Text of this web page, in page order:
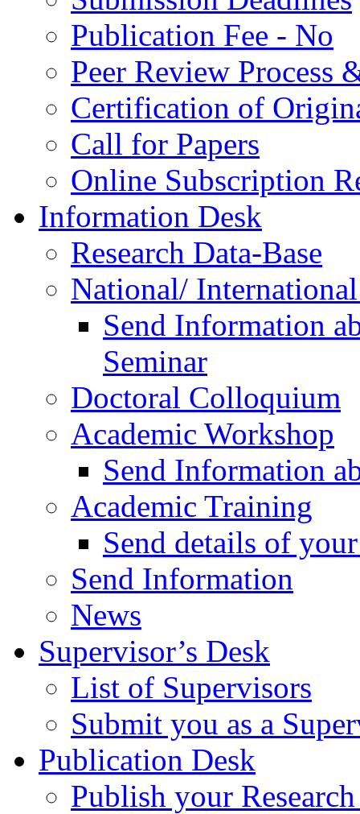
Publication Fee - No
Peer Review Process
Certification of
Call for Papers
Online Subscription
Information Desk
Research Data-Base
National/
Send Information
Seminar
Doctoral Colloquium
Academic Workshop
Send Information
Academic Training
Send details of
Send Information
News
Supervisor’s Desk
List of Supervisors
Submit you as a
Publication Desk
Publish your